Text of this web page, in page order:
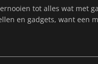
tot alles wat met
en gadgets, want een